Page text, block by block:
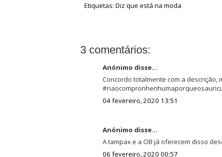
Etiquetas: Diz que está na moda
3 comentários:
Anónimo disse...
Concordo totalmente com a descrição,
04 fevereiro, 2020 13:51
Anónimo disse...
A tampax e a OB já oferecem disso
06 fevereiro, 2020 00:57